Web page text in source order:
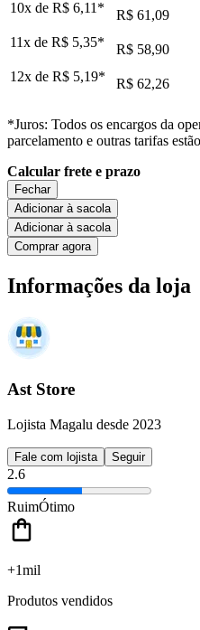
10x de R$ 6,11 *
R$ 61,09
11x de R$ 5,35*
R$ 58,90
12x de R$ 5,19* R$ 62,26
*Juros: Todos os encargos da
parcelamento e outras tarifas
Calcular frete e prazo
Fechar
Adicionar à sacola
Adicionar à sacola
Comprar agora
Informações da loja
Ast Store
Lojista Magalu desde 2023
Fale com lojista Seguir
2.6
RuimÓtimo
+1mil
Produtos vendidos